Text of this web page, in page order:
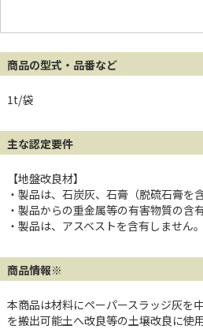
商品の型式・品番など
1t/袋
主な認定要件
【地盤改良材】
・製品は、石炭灰、石膏（脱硫石膏を
・製品からの重金属等の有害物質の含
・製品は、アスベストを含有しません。
商品情報※
本商品は材料にペーパースラッジ灰を
を搬出可能土へ改良等の土壌改良に使